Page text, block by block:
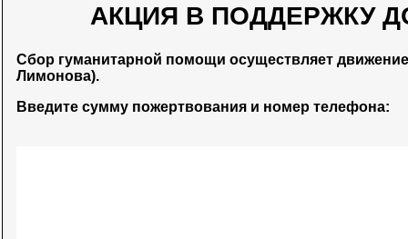
АКЦИЯ В ПОДДЕРЖКУ
Сбор гуманитарной помощи осуществляет
Лимонова).
Введите сумму пожертвования и номер телефона: